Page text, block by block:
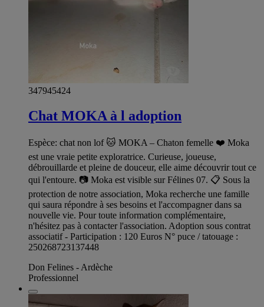
347945424
Chat MOKA à l adoption
Espèce: chat non lof 🐱 MOKA – Chaton femelle ❤️ Moka
est une vraie petite exploratrice. Curieuse, joueuse,
débrouillarde et pleine de douceur, elle aime découvrir tout ce
qui l'entoure. 📷 Moka est visible sur Félines 07. 📋 Sous la
protection de notre association, Moka recherche une famille
qui saura répondre à ses besoins et l'accompagner dans sa
nouvelle vie. Pour toute information complémentaire,
n'hésitez pas à contacter l'association. Adoption sous contrat
associatif - Participation : 120 Euros N° puce / tatouage :
250268723137448
Don Felines - Ardèche
Professionnel